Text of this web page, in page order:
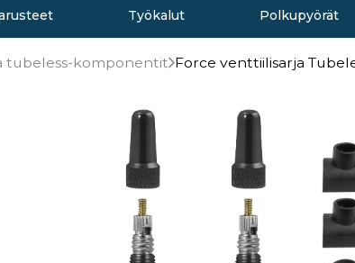
Työkalut Polkupyörät
tubeless-komponentit Force venttiilisarja